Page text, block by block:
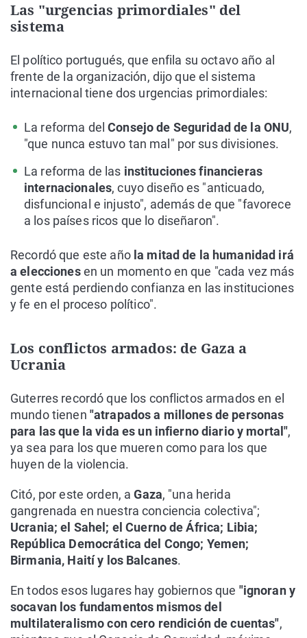
Las "urgencias primordiales" del
sistema
El político portugués, que enfila su octavo año al
frente de la organización, dijo que el sistema
internacional tiene dos urgencias primordiales:
La reforma delConsejo de Seguridad de la ONU,
"que nunca estuvo tan mal" por sus divisiones.
La reforma de las instituciones financieras
internacionales, cuyo diseño es "anticuado,
disfuncional e injusto", además de que "favorece
a los países ricos que lo diseñaron".
Recordó que este año la mitad de la humanidad irá
a eleccionesen un momento en que "cada vez más
gente está perdiendo confianza en las instituciones
y fe en el proceso político".
Los conflictos armados: de Gaza a
Ucrania
Guterres recordó que los conflictos armados en el
mundo tienen "atrapados a millones de personas
para las que la vida es un infierno diario y mortal",
ya sea para los que mueren como para los que
huyen de la violencia.
Citó, por este orden, aGaza, "una herida
gangrenada en nuestra conciencia colectiva";
Ucrania; el Sahel; el Cuerno de África; Libia;
República Democrática del Congo; Yemen;
Birmania, Haití y los Balcanes.
En todos esos lugares hay gobiernos que "ignoran y
socavan los fundamentos mismos del
multilateralismo con cero rendición de cuentas",